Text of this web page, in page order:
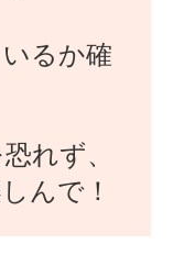
るか確
れず、
んで！